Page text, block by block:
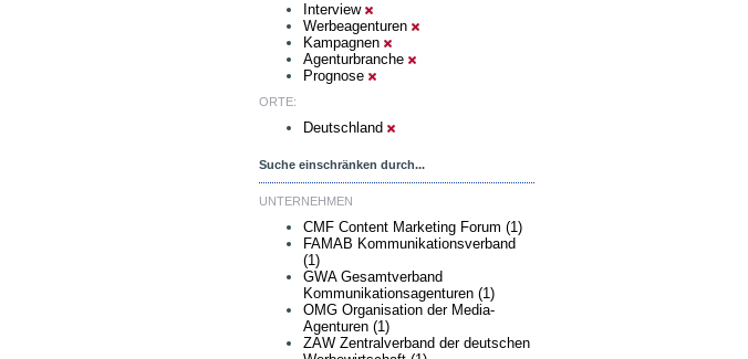
Interview
Werbeagenturen
Kampagnen
Agenturbranche
Prognose
ORTE:
Deutschland
Suche einschränken durch...
UNTERNEHMEN
CMF Content Marketing Forum (1)
FAMAB Kommunikationsverband
(1)
GWA Gesamtverband
Kommunikationsagenturen (1)
OMG Organisation der Media-
Agenturen (1)
ZAW Zentralverband der deutschen